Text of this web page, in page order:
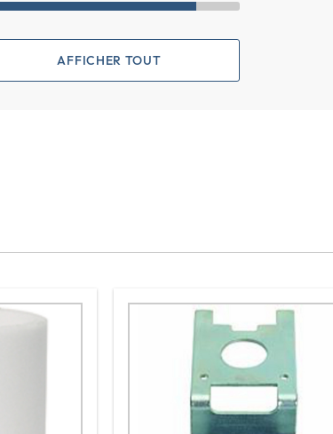
AFFICHER TOUT